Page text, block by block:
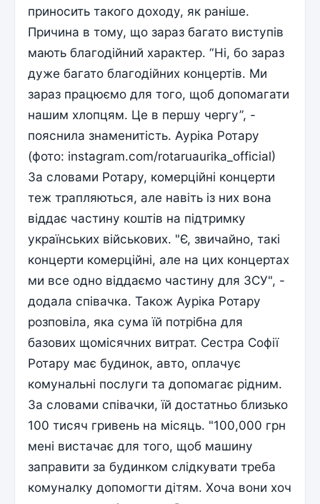
приносить такого доходу, як раніше.
Причина в тому, що зараз багато виступів
мають благодійний характер. “Ні, бо зараз
дуже багато благодійних концертів. Ми
зараз працюємо для того, щоб допомагати
нашим хлопцям. Це в першу чергу”, -
пояснила знаменитість. Ауріка Ротару
(фото: instagram.com/rotaruaurika_official)
За словами Ротару, комерційні концерти
теж трапляються, але навіть із них вона
віддає частину коштів на підтримку
українських військових. "Є, звичайно, такі
концерти комерційні, але на цих концертах
ми все одно віддаємо частину для ЗСУ", -
додала співачка. Також Ауріка Ротару
розповіла, яка сума їй потрібна для
базових щомісячних витрат. Сестра Софії
Ротару має будинок, авто, оплачує
комунальні послуги та допомагає рідним.
За словами співачки, їй достатньо близько
100 тисяч гривень на місяць. "100,000 грн
мені вистачає для того, щоб машину
заправити за будинком слідкувати треба
комуналку допомогти дітям. Хоча вони хоч